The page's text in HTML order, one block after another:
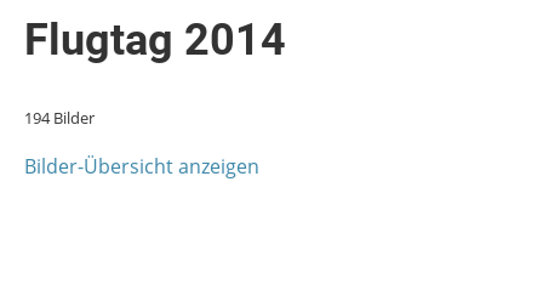
Flugtag 2014
194 Bilder
Bilder-Übersicht anzeigen